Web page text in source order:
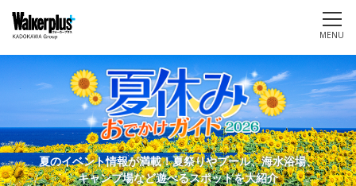
MENU
夏のイベント情報が満載！夏祭りやプール、海水浴場、
キャンプ場など遊べるスポットを大紹介